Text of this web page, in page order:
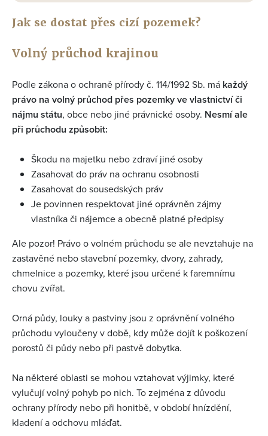
Jak se dostat přes cizí pozemek?
Volný průchod krajinou
Podle zákona o ochraně přírody č. 114/1992 Sb. má každý
právo na volný průchod přes pozemky ve vlastnictví či
nájmu státu, obce nebo jiné právnické osoby. Nesmí ale
při průchodu způsobit:
Škodu na majetku nebo zdraví jiné osoby
Zasahovat do práv na ochranu osobnosti
Zasahovat do sousedských práv
Je povinnen respektovat jiné oprávněn zájmy
vlastníka či nájemce a obecně platné předpisy
Ale pozor! Právo o volném průchodu se ale nevztahuje na
zastavěné nebo stavební pozemky, dvory, zahrady,
chmelnice a pozemky, které jsou určené k faremnímu
chovu zvířat.
Orná půdy, louky a pastviny jsou z oprávnění volného
průchodu vyloučeny v době, kdy může dojít k poškození
porostů či půdy nebo při pastvě dobytka.
Na některé oblasti se mohou vztahovat výjimky, které
vylučují volný pohyb po nich. To zejména z důvodu
ochrany přírody nebo při honitbě, v období hnízdění,
kladení a odchovu mláďat.